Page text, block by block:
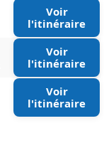
Voir
l'itinéraire
Voir
l'itinéraire
Voir
l'itinéraire